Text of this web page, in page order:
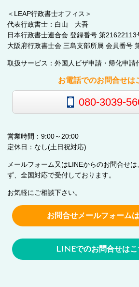
＜LEAP行政書士オフィス＞
代表行政書士：白山 大吾
日本行政書士連合会 登録番号 第21622113
大阪府行政書士会 三島支部所属 会員番号
取扱サービス：外国人ビザ申請・帰化申請
お電話でのお問合せは
080-3039-
営業時間：9:00～20:00
定休日：なし(土日祝対応)
メールフォーム又はLINEからのお問合せ
ず、全国対応で受付しております。
お気軽にご相談下さい。
お問合せメールフォーム
LINEでのお問合せはこ